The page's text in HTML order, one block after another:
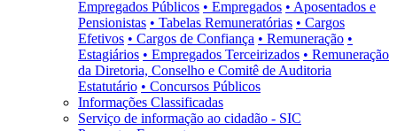
Empregados Públicos • Empregados • Aposentados e
Pensionistas • Tabelas Remuneratórias • Cargos
Efetivos • Cargos de Confiança • Remuneração •
Estagiários • Empregados Terceirizados • Remuneração
da Diretoria, Conselho e Comitê de Auditoria
Estatutário • Concursos Públicos
Informações Classificadas
Serviço de informação ao cidadão - SIC